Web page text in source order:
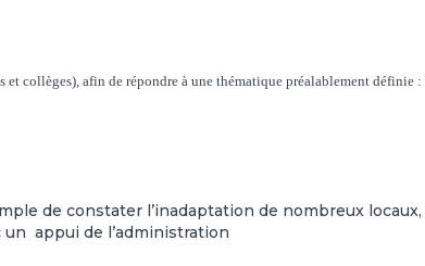
et collèges), afin de répondre à une thématique préalablement définie :
de constater l’inadaptation de nombreux
appui de l’administration